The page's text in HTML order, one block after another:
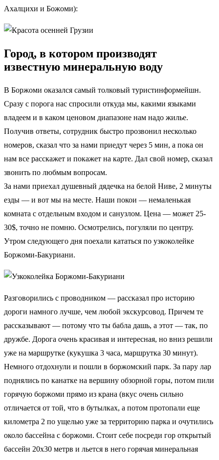
Ахалцихи и Божоми):
Город, в котором производят
известную минеральную воду
В Боржоми оказался самый толковый туристинформейшн.
Сразу с порога нас спросили откуда мы, какими языками
владеем и в каком ценовом диапазоне нам надо жилье.
Получив ответы, сотрудник быстро прозвонил несколько
номеров, сказал что за нами приедут через 5 мин, а пока он
нам все расскажет и покажет на карте. Дал свой номер, сказал
звонить по любмым вопросам.
За нами приехал душевный дядечка на белой Ниве, 2 минуты
езды — и вот мы на месте. Наши покои — немаленькая
комната с отдельным входом и санузлом. Цена — может 25-
30$, точно не помню. Осмотрелись, погуляли по центру.
Утром следующего дня поехали кататься по узкоколейке
Боржоми-Бакуриани.
Разговорились с проводником — рассказал про историю
дороги намного лучше, чем любой экскурсовод. Причем те
рассказывают — потому что ты бабла дашь, а этот — так, по
дружбе. Дорога очень красивая и интересная, но вниз решили
уже на маршрутке (кукушка 3 часа, маршрутка 30 минут).
Немного отдохнули и пошли в боржомский парк. За пару лар
поднялись по канатке на вершину обзорной горы, потом пили
горячую боржоми прямо из крана (вкус очень сильно
отличается от той, что в бутылках, а потом протопали еще
километра 2 по ущелью уже за территорию парка и очутились
около бассейна с боржоми. Стоит себе посреди гор открытый
бассейн 20х30 метрв и льется в него горячая минеральная